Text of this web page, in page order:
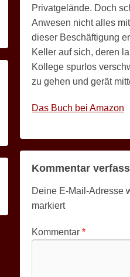
Privatgelände. Doch
Anwesen nicht alles
dieser Beschäftigung
Keller auf sich, deren
Kollege spurlos
zu gehen und gerät
Das Buch bei Amazon
Kommentar
Deine E-Mail-Adresse
markiert
Kommentar *